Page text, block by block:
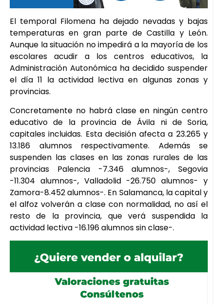
El temporal Filomena ha dejado nevadas y bajas
temperaturas en gran parte de Castilla y León.
Aunque la situación no impedirá a la mayoría de los
escolares acudir a los centros educativos, la
Administración Autonómica ha decidido suspender
el día 11 la actividad lectiva en algunas zonas y
provincias.
Concretamente no habrá clase en ningún centro
educativo de la provincia de Ávila ni de Soria,
capitales incluidas. Esta decisión afecta a 23.265 y
13.186 alumnos respectivamente. Además se
suspenden las clases en las zonas rurales de las
provincias Palencia -7.346 alumnos-, Segovia
-11.304 alumnos-, Valladolid -26.750 alumnos- y
Zamora-8.452 alumnos-. En Salamanca, la capital y
el alfoz volverán a clase con normalidad, no así el
resto de la provincia, que verá suspendida la
actividad lectiva -16.196 alumnos sin clase-.